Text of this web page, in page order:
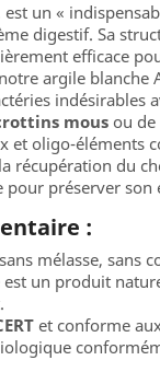
est un «
digestif. Sa
efficace
argile
mous ou de
et oligo-éléments
récupération du
pour préserver
:
mélasse, sans
un produit
et conforme